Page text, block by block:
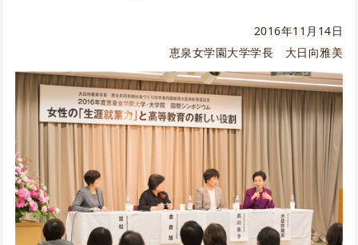
2016年11月14日
恵泉女学園大学学長 大日向雅美